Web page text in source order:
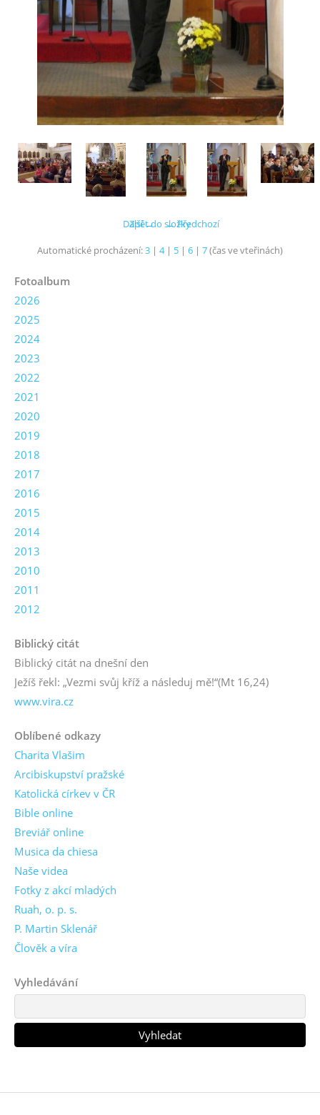
← Předchozí
Další →
Zpět do složky
Automatické procházení:3 | 4| 5 | 6 | 7(čas ve vteřinách)
Fotoalbum
2026
2025
2024
2023
2022
2021
2020
2019
2018
2017
2016
2015
2014
2013
2010
2011
2012
Biblický citát
Biblický citát na dnešní den
Ježíš řekl: „Vezmi svůj kříž a následuj mě!“(Mt 16,24)
www.vira.cz
Oblíbené odkazy
Charita Vlašim
Arcibiskupství pražské
Katolická církev v ČR
Bible online
Breviář online
Musica da chiesa
Naše videa
Fotky z akcí mladých
Ruah, o. p. s.
P. Martin Sklenář
Člověk a víra
Vyhledávání